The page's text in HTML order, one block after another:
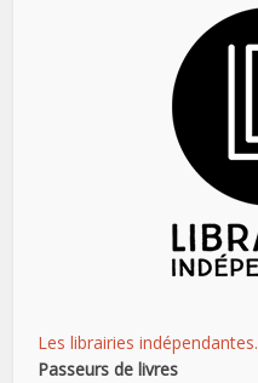
Les librairies indépendantes.
Passeurs de livres